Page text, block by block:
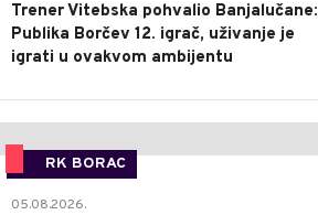
Trener Vitebska pohvalio Banjalučane:
Publika Borčev 12. igrač, uživanje je
igrati u ovakvom ambijentu
RK BORAC
05.08.2026.